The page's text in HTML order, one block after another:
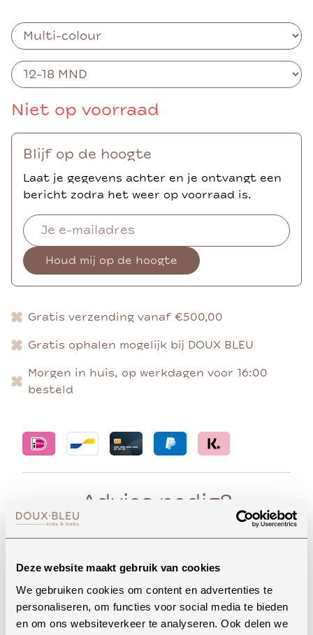
Deze website maakt gebruik van cookies
We gebruiken cookies om content en advertenties te
personaliseren, om functies voor social media te bieden
en om ons websiteverkeer te analyseren. Ook delen we
Niet op voorraad
Blijf op de hoogte
Laat je gegevens achter en je ontvangt een
bericht zodra het weer op voorraad is.
Houd mij op de hoogte
Gratis verzending vanaf €500,00
Gratis ophalen mogelijk bij DOUX BLEU
Morgen in huis, op werkdagen voor 16:00
besteld
Advies nodig?
Whatsapp